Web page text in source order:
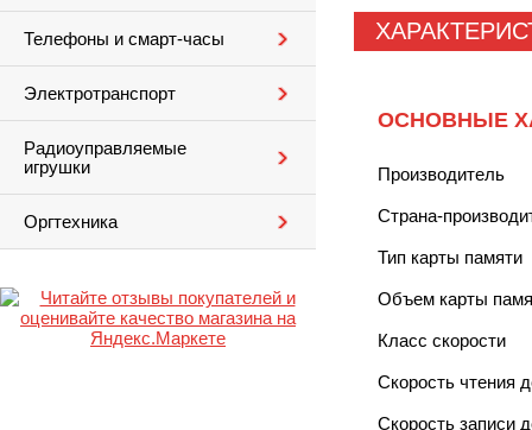
Телефоны и смарт-часы
Электротранспорт
Радиоуправляемые
игрушки
Оргтехника
ОСНОВНЫЕ
Производитель
Страна-
Тип карты памяти
Объем карты
Класс скорости
Скорость чтения
Скорость записи